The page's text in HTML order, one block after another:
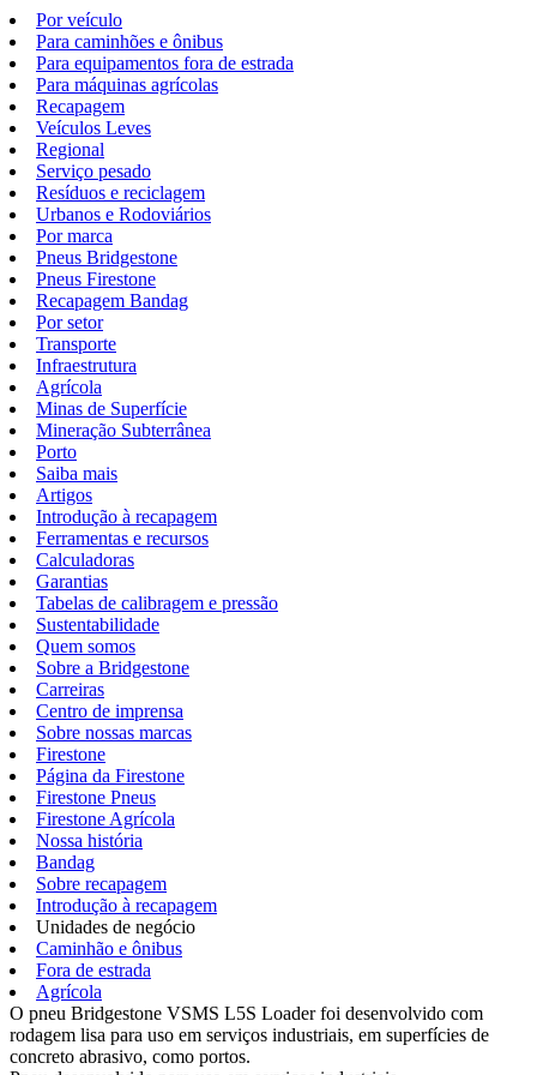
Por veículo
Para caminhões e ônibus
Para equipamentos fora de estrada
Para máquinas agrícolas
Recapagem
Veículos Leves
Regional
Serviço pesado
Resíduos e reciclagem
Urbanos e Rodoviários
Por marca
Pneus Bridgestone
Pneus Firestone
Recapagem Bandag
Por setor
Transporte
Infraestrutura
Agrícola
Minas de Superfície
Mineração Subterrânea
Porto
Saiba mais
Artigos
Introdução à recapagem
Ferramentas e recursos
Calculadoras
Garantias
Tabelas de calibragem e pressão
Sustentabilidade
Quem somos
Sobre a Bridgestone
Carreiras
Centro de imprensa
Sobre nossas marcas
Firestone
Página da Firestone
Firestone Pneus
Firestone Agrícola
Nossa história
Bandag
Sobre recapagem
Introdução à recapagem
Unidades de negócio
Caminhão e ônibus
Fora de estrada
Agrícola
O pneu Bridgestone VSMS L5S Loader foi desenvolvido com
rodagem lisa para uso em serviços industriais, em superfícies de
concreto abrasivo, como portos.